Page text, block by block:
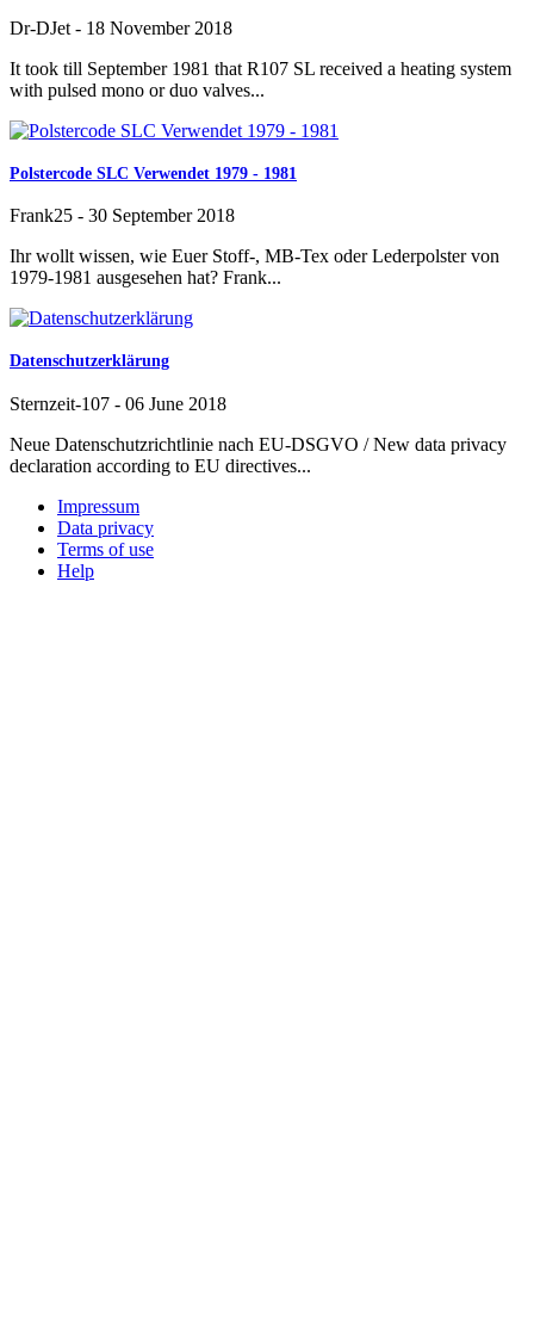
Dr-DJet - 18 November 2018
It took till September 1981 that R107 SL received a heating system
with pulsed mono or duo valves...
Polstercode SLC Verwendet 1979 - 1981
Frank25 - 30 September 2018
Ihr wollt wissen, wie Euer Stoff-, MB-Tex oder Lederpolster von
1979-1981 ausgesehen hat? Frank...
Datenschutzerklärung
Sternzeit-107 - 06 June 2018
Neue Datenschutzrichtlinie nach EU-DSGVO / New data privacy
declaration according to EU directives...
Impressum
Data privacy
Terms of use
Help